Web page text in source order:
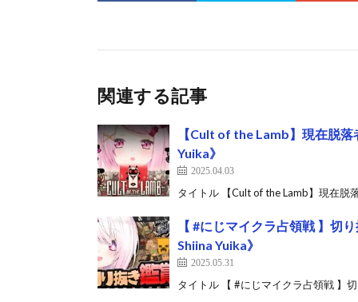
関連する記事
【Cult of the Lamb】現在脱
Yuika》
2025.04.03
タイトル 【Cult of the Lamb】現在
【 #にじマイクラ占領戦 】切
Shiina Yuika》
2025.05.31
タイトル 【 #にじマイクラ占領戦 】